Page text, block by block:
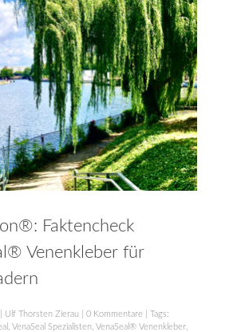
Faktencheck
Venenkleber für
Ulf Thorsten Zierau 0 Kommentare | Tags:
VenaSeal Spezialisten VenaSeal® Venenkleber